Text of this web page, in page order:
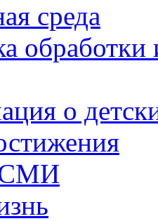
среда
о
СМИ